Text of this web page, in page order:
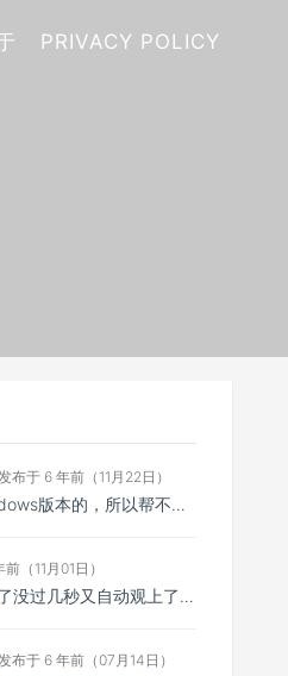
PRIVACY POLICY
于 6 年前（11月22日）
惭愧~~我没用Windows版本的，所以帮不了你~~
（11月01日）
系统代理按键打开了没过几秒又自动观上了，导致一直打开不了，是什么问题呢？感谢大佬，请帮帮忙！谢谢！
于 6 年前（07月14日）